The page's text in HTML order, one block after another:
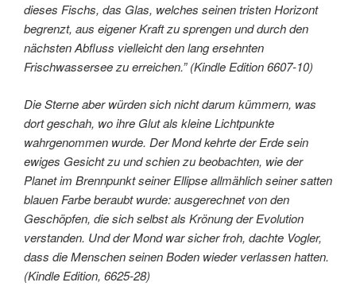
dieses Fischs, das Glas, welches seinen tristen Horizont
begrenzt, aus eigener Kraft zu sprengen und durch den
nächsten Abfluss vielleicht den lang ersehnten
Frischwassersee zu erreichen.” (Kindle Edition 6607-10)
Die Sterne aber würden sich nicht darum kümmern, was
dort geschah, wo ihre Glut als kleine Lichtpunkte
wahrgenommen wurde. Der Mond kehrte der Erde sein
ewiges Gesicht zu und schien zu beobachten, wie der
Planet im Brennpunkt seiner Ellipse allmählich seiner satten
blauen Farbe beraubt wurde: ausgerechnet von den
Geschöpfen, die sich selbst als Krönung der Evolution
verstanden. Und der Mond war sicher froh, dachte Vogler,
dass die Menschen seinen Boden wieder verlassen hatten.
(Kindle Edition, 6625-28)